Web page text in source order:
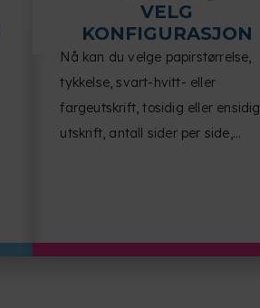
VELG
KONFIGURASJON
Nå kan du velge papirstørrelse,
tykkelse, svart-hvitt- eller
fargeutskrift, tosidig eller ensidig
utskrift, antall sider per side,